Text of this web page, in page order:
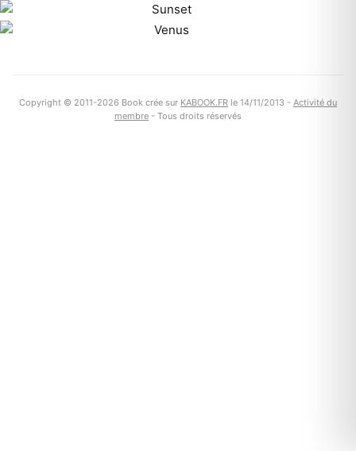
Copyright © 2011-2026 Book crée sur KABOOK.FR le 14/11/2013 - Activité du
membre - Tous droits réservés